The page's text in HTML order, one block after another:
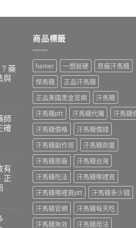
藥
與
師
確
有
正
商品標籤
hamer 一想就硬
原廠汗馬糖
悍馬糖
正品汗馬糖
正品美國黑金官網
汗馬糖
汗馬糖ptt
汗馬糖代購
汗馬糖
汗馬糖價格
汗馬糖價錢
汗馬糖副作用
汗馬糖劑量
汗馬糖原廠
汗馬糖台灣
汗馬糖吃法
汗馬糖哪裡買
汗馬糖哪裡買ptt
汗馬糖多少錢
汗馬糖官網
汗馬糖每天吃
汗馬糖無效
汗馬糖用法